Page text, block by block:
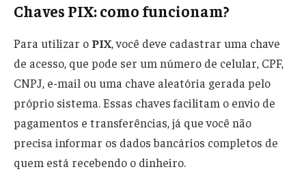
Chaves PIX: como funcionam?
Para utilizar o PIX, você deve cadastrar uma chave
de acesso, que pode ser um número de celular, CPF,
CNPJ, e-mail ou uma chave aleatória gerada pelo
próprio sistema. Essas chaves facilitam o envio de
pagamentos e transferências, já que você não
precisa informar os dados bancários completos de
quem está recebendo o dinheiro.